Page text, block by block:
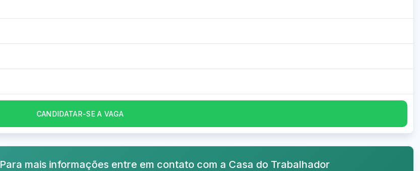
CANDIDATAR-SE A VAGA
Para mais informações entre em contato com a Casa do Trabalhador